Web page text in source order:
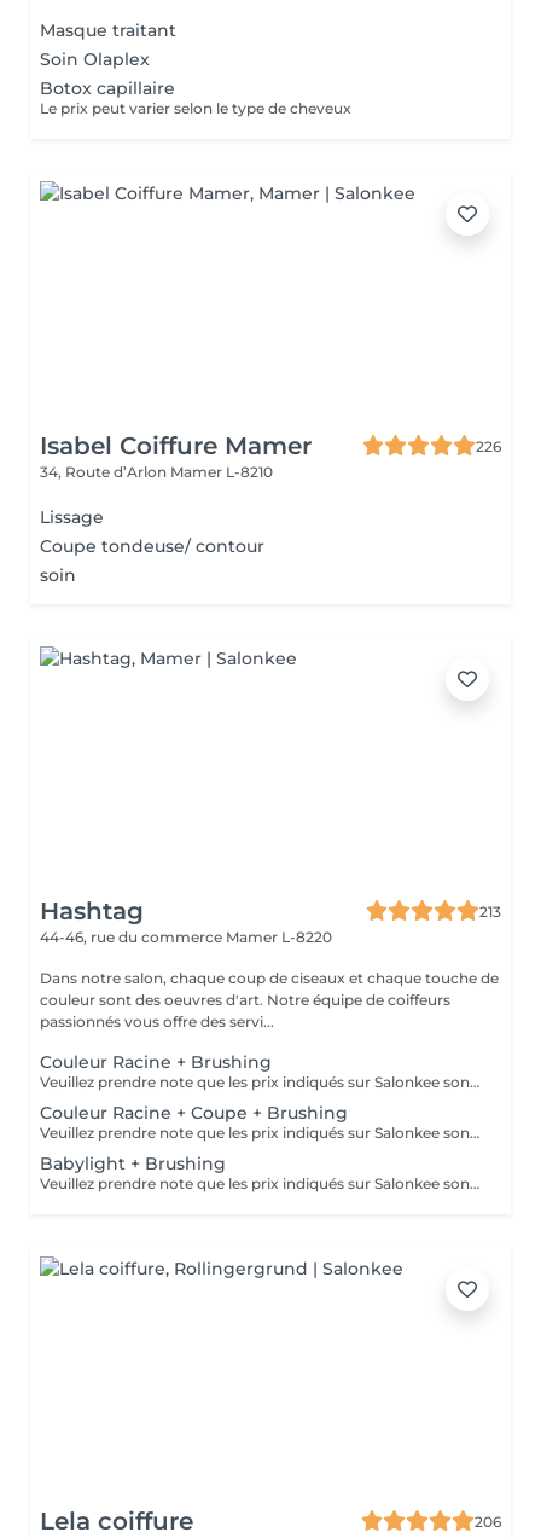
Masque traitant
Soin Olaplex
Botox capillaire
Le prix peut varier selon le type de cheveux
Isabel Coiffure Mamer
226
34, Route d’Arlon Mamer L-8210
Lissage
Coupe tondeuse/ contour
soin
Hashtag
213
44-46, rue du commerce Mamer L-8220
Dans notre salon, chaque coup de ciseaux et chaque touche de
couleur sont des oeuvres d'art. Notre équipe de coiffeurs
passionnés vous offre des servi...
Couleur Racine + Brushing
Veuillez prendre note que les prix indiqués sur Salonkee sont communiqués à titre informatif et s'entendent de base. Ces derniers sont susceptibles de varier selon le diagnostic réalisé à votre arrivée au salon et l'expertise du professionnel à qui vous confiez votre beauté. Dans tous les cas, un devis précis vous sera proposé et toutes réalisations de prestations seront effectuées avec votre accord. Un grand merci d'avance pour votre compréhension. Au plaisir de vous recevoir très vite.
Couleur Racine + Coupe + Brushing
Veuillez prendre note que les prix indiqués sur Salonkee sont communiqués à titre informatif et s'entendent de base. Ces derniers sont susceptibles de varier selon le diagnostic réalisé à votre arrivée au salon et l'expertise du professionnel à qui vous confiez votre beauté. Dans tous les cas, un devis précis vous sera proposé et toutes réalisations de prestations seront effectuées avec votre accord. Un grand merci d'avance pour votre compréhension. Au plaisir de vous recevoir très vite.
Babylight + Brushing
Veuillez prendre note que les prix indiqués sur Salonkee sont communiqués à titre informatif et s'entendent de base. Ces derniers sont susceptibles de varier selon le diagnostic réalisé à votre arrivée au salon et l'expertise du professionnel à qui vous confiez votre beauté. Dans tous les cas, un devis précis vous sera proposé et toutes réalisations de prestations seront effectuées avec votre accord. Un grand merci d'avance pour votre compréhension. Au plaisir de vous recevoir très vite.
Lela coiffure 206